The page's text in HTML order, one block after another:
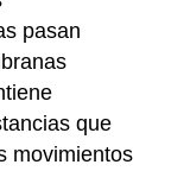
pasan
que
movimientos